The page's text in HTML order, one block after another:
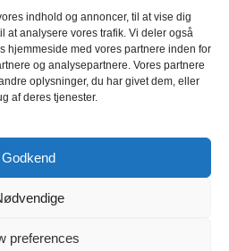
indhold og annoncer, til at vise dig
at analysere vores trafik. Vi deler også
hjemmeside med vores partnere inden for
og analysepartnere. Vores partnere
oplysninger, du har givet dem, eller
af deres tjenester.
Godkend
preferences
Skagen
Skalborg
Skive Skjern
Skørping
Smørum
Smørumnedre
Solrød
Solrød Strand
Starup Stege
Stenløse
Stoholm
Taastrup
By Tilst Tinglev
Tjæreborg
Tørring Trige
Vester Hassing